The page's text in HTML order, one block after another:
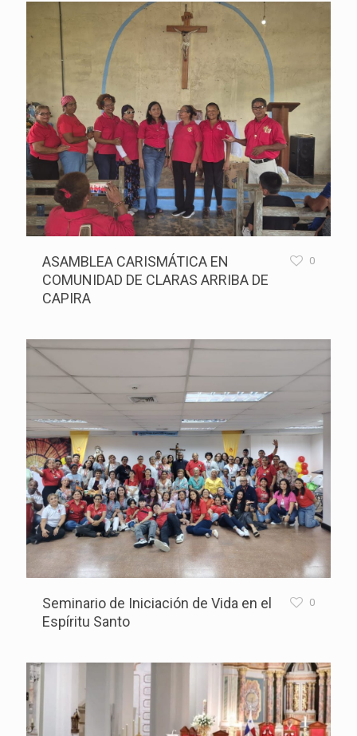
ASAMBLEA CARISMÁTICA EN
COMUNIDAD DE CLARAS ARRIBA DE
CAPIRA
0
Seminario de Iniciación de Vida en el
Espíritu Santo
0